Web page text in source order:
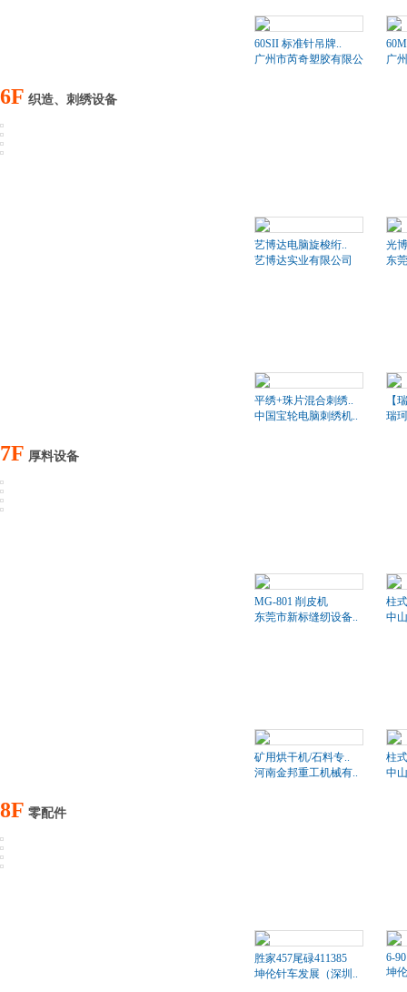
60SII 标准针吊牌..
广州市芮奇塑胶有限公司
广
6F 织造、刺绣设备
艺博达电脑旋梭绗..
艺博达实业有限公司
光
东
平绣+珠片混合刺绣..
中国宝轮电脑刺绣机..
【
瑞
7F 厚料设备
MG-801 削皮机
东莞市新标缝纫设备..
柱
中
矿用烘干机/石料专..
河南金邦重工机械有..
柱
中
8F 零配件
胜家457尾碌411385
坤伦针车发展（深圳..
6-90
坤